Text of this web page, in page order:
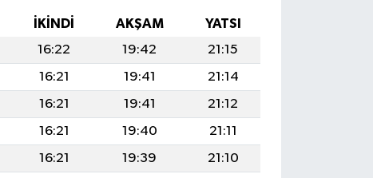
İKINDI AKŞAM
YATSI
16:22 19:42
21:15
16:21 19:41
21:14
16:21 19:41
21:12
16:21 19:40
21:11
16:21 19:39
21:10